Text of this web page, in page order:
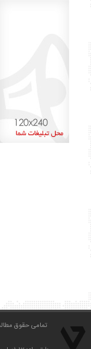
دی ۱۳۹۹
شهریور ۱۳۹۹
تمامی حقوق